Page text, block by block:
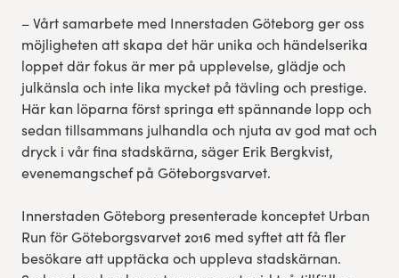
– Vårt samarbete med Innerstaden Göteborg ger oss
möjligheten att skapa det här unika och händelserika
loppet där fokus är mer på upplevelse, glädje och
julkänsla och inte lika mycket på tävling och prestige.
Här kan löparna först springa ett spännande lopp och
sedan tillsammans julhandla och njuta av god mat och
dryck i vår fina stadskärna, säger Erik Bergkvist,
evenemangschef på Göteborgsvarvet.
Innerstaden Göteborg presenterade konceptet Urban
Run för Göteborgsvarvet 2016 med syftet att få fler
besökare att upptäcka och uppleva stadskärnan.